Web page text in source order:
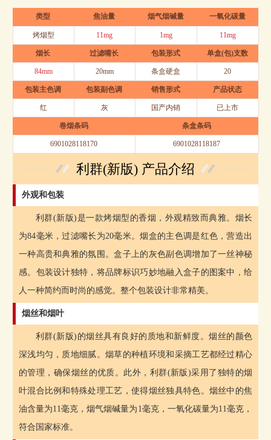
类型 焦油量 烟气烟碱量 一氧化碳量
烤烟型 11mg 1mg 11mg
烟长 过滤嘴长 包装形式 单盒(包)支数
84mm 20mm 条盒硬盒 20
包装主色调 包装副色调 销售形式 产品状态
红 灰 国产内销 已上市
卷烟条码 条盒条码
6901028118170 6901028118187
利群(新版) 产品介绍
外观和包装
利群(新版)是一款烤烟型的香烟，外观精致而典雅。烟长
为84毫米，过滤嘴长为20毫米。烟盒的主色调是红色，营造出
一种高贵和典雅的氛围。盒子上的灰色副色调增加了一丝神秘
感。包装设计独特，将品牌标识巧妙地融入盒子的图案中，给
人一种简约而时尚的感觉。整个包装设计非常精美。
烟丝和烟叶
利群(新版)的烟丝具有良好的质地和新鲜度。烟丝的颜色
深浅均匀，质地细腻。烟草的种植环境和采摘工艺都经过精心
的管理，确保烟丝的优质。此外，利群(新版)采用了独特的烟
叶混合比例和特殊处理工艺，使得烟丝独具特色。烟丝中的焦
油含量为11毫克，烟气烟碱量为1毫克，一氧化碳量为11毫克，
符合国家标准。